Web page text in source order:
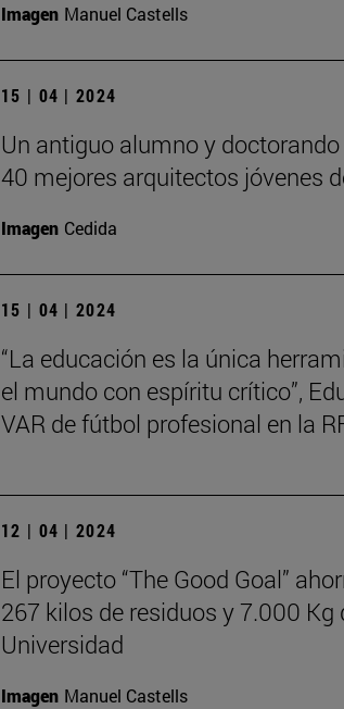
Imagen Manuel Castells
15 | 04 | 2024
Un antiguo alumno y
40 mejores arquitectos jóvenes
Imagen Cedida
15 | 04 | 2024
“La educación es la única
el mundo con espíritu crítico”,
VAR de fútbol profesional en la
12 | 04 | 2024
El proyecto “The Good Goal”
267 kilos de residuos y 7.000 Kg
Universidad
Imagen Manuel Castells